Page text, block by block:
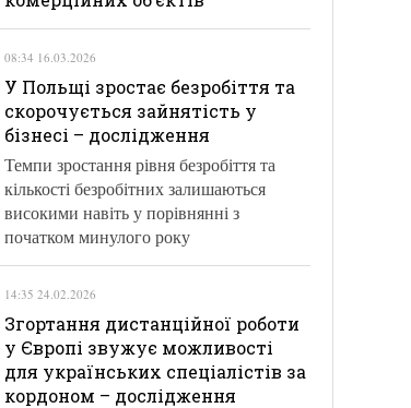
08:34 16.03.2026
У Польщі зростає безробіття та
скорочується зайнятість у
бізнесі – дослідження
Темпи зростання рівня безробіття та
кількості безробітних залишаються
високими навіть у порівнянні з
початком минулого року
14:35 24.02.2026
Згортання дистанційної роботи
у Європі звужує можливості
для українських спеціалістів за
кордоном – дослідження